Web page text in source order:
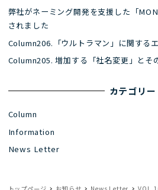
弊社がネーミング開発を支援した「
されました
Column206.「ウルトラマン」に関する
Column205. 増加する「社名変更」とそ
カテゴリー
Column
Information
News Letter
トップページ お知らせ News Letter